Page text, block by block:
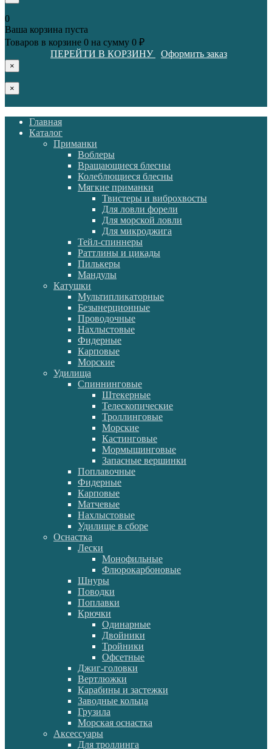
0
Ваша корзина пуста
Товаров в корзине 0 на сумму 0 ₽
ПЕРЕЙТИ В КОРЗИНУ
Оформить заказ
×
×
Главная
Каталог
Приманки
Воблеры
Вращающиеся блесны
Колеблющиеся блесны
Мягкие приманки
Твистеры и виброхвосты
Для ловли форели
Для морской ловли
Для микроджига
Тейл-спиннеры
Раттлины и цикады
Пилькеры
Мандулы
Катушки
Мультипликаторные
Безынерционные
Проводочные
Нахлыстовые
Фидерные
Карповые
Морские
Удилища
Спиннинговые
Штекерные
Телескопические
Троллинговые
Морские
Кастинговые
Мормышинговые
Запасные вершинки
Поплавочные
Фидерные
Карповые
Матчевые
Нахлыстовые
Удилище в сборе
Оснастка
Лески
Монофильные
Флюрокарбоновые
Шнуры
Поводки
Поплавки
Крючки
Одинарные
Двойники
Тройники
Офсетные
Джиг-головки
Вертлюжки
Карабины и застежки
Заводные кольца
Грузила
Морская оснастка
Аксессуары
Для троллинга